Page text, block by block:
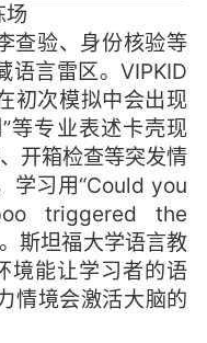
场
查验、身份核验等
语言雷区。VIPKID
初次模拟中会出现
等专业表述卡壳现
开箱检查等突发情
学习用“Could you
triggered the
斯坦福大学语言教
境能让学习者的语
情境会激活大脑的